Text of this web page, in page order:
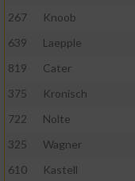
267
Knoob
639
Laepple
819
Cater
375
Kronisch
722
Nolte
325
Wagner
610
Kastell